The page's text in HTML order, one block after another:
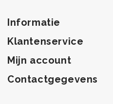
Informatie
Klantenservice
Mijn account
Contactgegevens